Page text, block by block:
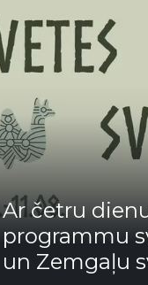
Ar četru
programmu
un Zemgaļu